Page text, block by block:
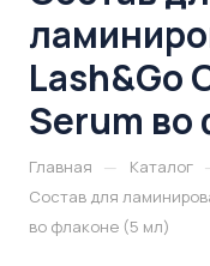
Lash&Go
Serum во
Главная — Каталог
Состав для
во флаконе (5 мл)